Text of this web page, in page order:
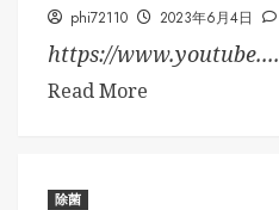
phi72110 2023年6月4日
https://www.youtube....
Read More
除菌